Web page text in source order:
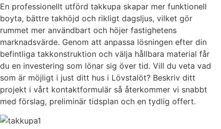
En professionellt utförd takkupa skapar mer funktionell
boyta, bättre takhöjd och rikligt dagsljus, vilket gör
rummet mer användbart och höjer fastighetens
marknadsvärde. Genom att anpassa lösningen efter din
befintliga takkonstruktion och välja hållbara material får
du en investering som lönar sig över tid. Vill du veta vad
som är möjligt i just ditt hus i Lövstalöt? Beskriv ditt
projekt i vårt kontaktformulär så återkommer vi snabbt
med förslag, preliminär tidsplan och en tydlig offert.